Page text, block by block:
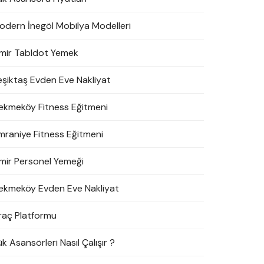
İnegöl Mobilya Modelleri
Tabldot Yemek
Evden Eve Nakliyat
Fitness Eğitmeni
Fitness Eğitmeni
Personel Yemeği
Evden Eve Nakliyat
Platformu
Asansörleri Nasıl Çalışır ?